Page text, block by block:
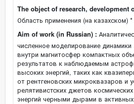
The object of research, development
Область применения (на казахском) *
Aim of work (in Russian) :
численное моделирование
внутри магнитосфер компактных
результатов к наблюдаемым
высоких энергий, таких как
от рентгеновских микроквазаров и
релятивистских джетов
энергий черными дырами в активных